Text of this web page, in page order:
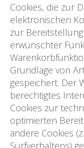
Cookies, die zur
elektronischen
zur
erwünschter
Grundlage von
gespeichert. Der
berechtigtes
Cookies zur
optimierten
andere Cookies
Surfverhaltens)